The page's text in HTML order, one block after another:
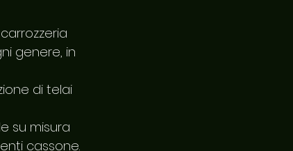
genere, in
di telai
su misura
cassone.